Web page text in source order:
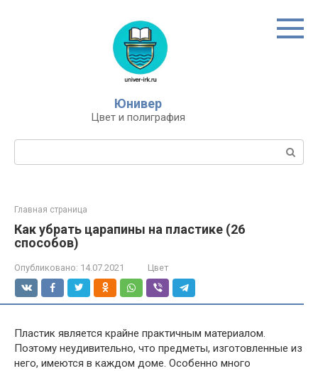
Юнивер
Цвет и полиграфия
Главная страница
Как убрать царапины на пластике (26
способов)
Опубликовано: 14.07.2021 Цвет
Пластик является крайне практичным материалом.
Поэтому неудивительно, что предметы, изготовленные из
него, имеются в каждом доме. Особенно много